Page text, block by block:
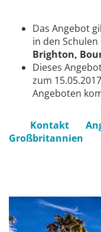
Das Angebot
in den Schulen
Brighton,
Dieses
zum
Angeboten
Kontakt
Großbritannien